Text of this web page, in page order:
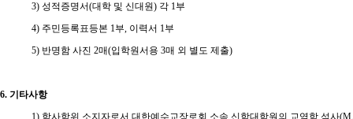
3) 성적증명서(대학 및 신대원) 각 1부
4) 주민등록표등본 1부, 이력서 1부
5) 반명함 사진 2매(입학원서용 3매 외 별도 제출)
6. 기타사항
1) 학사학위 소지자로서 대한예수교장로회 소속 신학대학원의 교역학 석사